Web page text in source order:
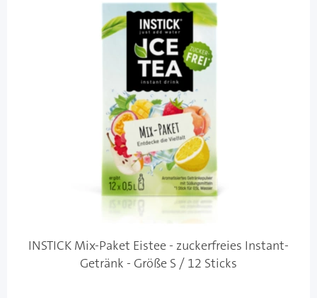
INSTICK Mix-Paket Eistee - zuckerfreies Instant-
Getränk - Größe S / 12 Sticks